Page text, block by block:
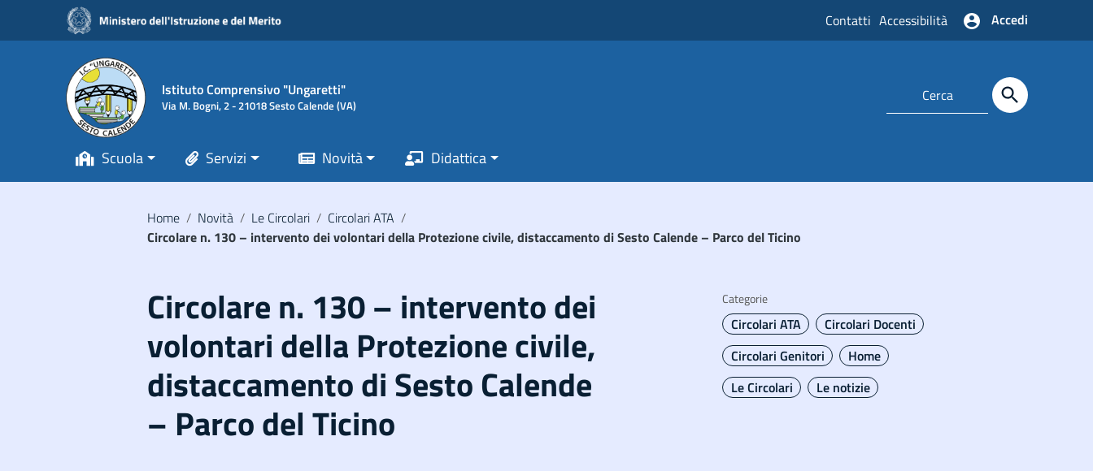
Vai ai contenuti
Vai al menu di navigazione
Vai al footer
Contatti Accessibilità Accedi
Istituto Comprensivo "Ungaretti"
Via M. Bogni, 2 - 21018 Sesto Calende (VA)
Scuola Servizi Novità Didattica
Home / Novità / Le Circolari / Circolari ATA /
Circolare n. 130 – intervento dei volontari della Protezione civile, distaccamento di Sesto Calende – Parco del Ticino
Circolare n. 130 – intervento dei
volontari della Protezione civile,
distaccamento di Sesto Calende
– Parco del Ticino
Categorie
Circolari ATA
Circolari Docenti
Circolari Genitori
Home
Le Circolari
Le notizie